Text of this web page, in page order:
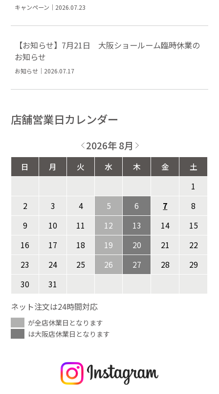
キャンペーン｜2026.07.23
【お知らせ】7月21日 大阪ショールーム臨時休業の
お知らせ
お知らせ｜2026.07.17
店舗営業日カレンダー
2026年 8月
日 月 火 水 木 金
土
1
2
3 4 5 6 7
8
9
10 11 12 13 14
15
16
17 18 19 20 21
22
23
24 25 26 27 28
29
30
31
ネット注文は24時間対応
が全店休業日となります
は大阪店休業日となります